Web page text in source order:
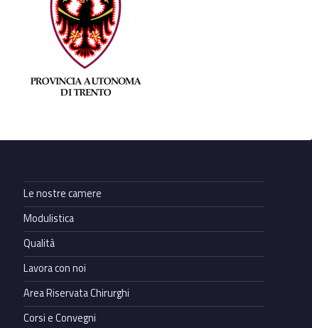
Le nostre camere
Modulistica
Qualità
Lavora con noi
Area Riservata Chirurghi
Corsi e Convegni